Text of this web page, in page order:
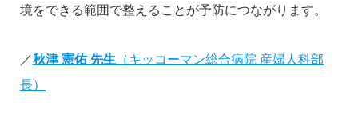
境をできる範囲で整えることが予防につながります。
／秋津 憲佑 先生 （キッコーマン総合病院 産婦人科部
長）